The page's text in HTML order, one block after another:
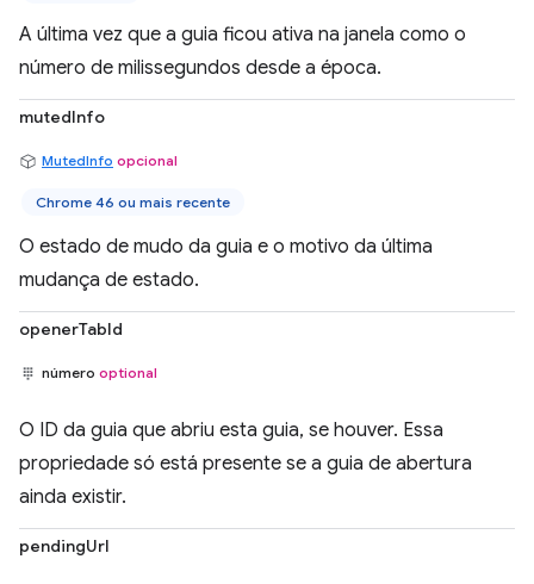
A última vez que a guia ficou ativa na janela como o
número de milissegundos desde a época.
mutedInfo
MutedInfo opcional
Chrome 46 ou mais recente
O estado de mudo da guia e o motivo da última
mudança de estado.
openerTabId
número optional
O ID da guia que abriu esta guia, se houver. Essa
propriedade só está presente se a guia de abertura
ainda existir.
pendingUrl